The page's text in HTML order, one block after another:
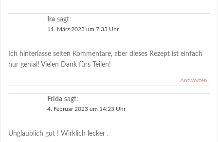
Ira sagt:
11. März 2023 um 7:33 Uhr
Ich hinterlasse selten Kommentare, aber dieses Rezept ist einfach
nur genial! Vielen Dank fürs Teilen!
Antworten
Frida sagt:
4. Februar 2023 um 14:25 Uhr
Unglaublich gut ! Wirklich lecker .